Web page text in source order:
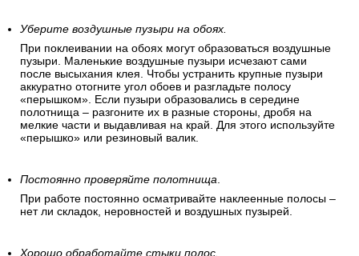
Хорошо промажьте стыки.
Обойные стыки должны быть хорошо промазаны. Излишек
клея затем выдавливается «перышком» и убирается
губкой. Если вы все сделали верно, то у вас получится
идеальный стык.
При поклеивании на обоях могут образоваться воздушные
после высыхания клея. Чтобы устранить крупные пузыри
аккуратно отогните угол обоев и разгладьте полосу